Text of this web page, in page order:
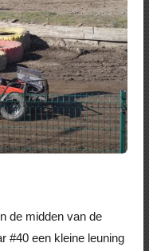
de midden van de
#40 een kleine leuning